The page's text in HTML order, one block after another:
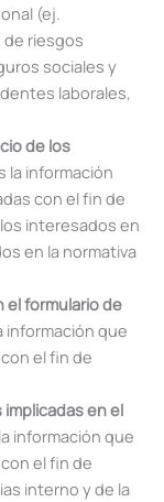
(ej.
riesgos
sociales y
laborales,
de los
la información
con el fin de
interesados en
en la normativa
formulario de
información que
el fin de
en el
información que
el fin de
interno y de la